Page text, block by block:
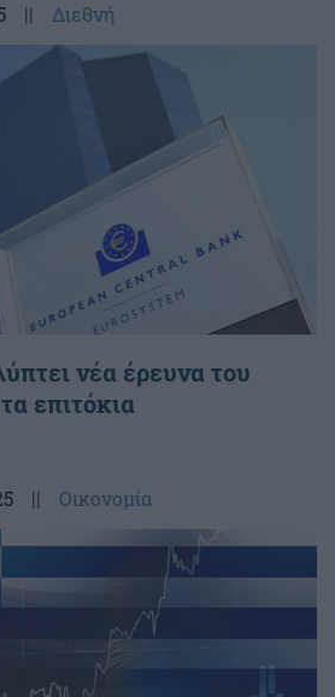
|| Διεθνή
νέα έρευνα του
επιτόκια
|| Οικονομία